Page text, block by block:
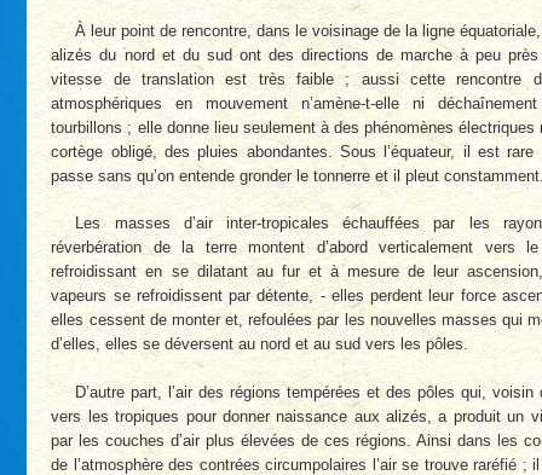
À leur point de rencontre, dans le voisinage de la ligne
alizés du nord et du sud ont des directions de marche à peu
vitesse de translation est très faible ; aussi cette rencontre
atmosphériques en mouvement n’amène-t-elle ni
tourbillons ; elle donne lieu seulement à des phénomènes électriques
cortège obligé, des pluies abondantes. Sous l’équateur, il est rare
passe sans qu’on entende gronder le tonnerre et il pleut
Les masses d’air inter-tropicales échauffées par les
réverbération de la terre montent d’abord verticalement vers
refroidissant en se dilatant au fur et à mesure de leur
vapeurs se refroidissent par détente, - elles perdent leur force
elles cessent de monter et, refoulées par les nouvelles masses qui
d’elles, elles se déversent au nord et au sud vers les pôles.
D’autre part, l’air des régions tempérées et des pôles qui,
vers les tropiques pour donner naissance aux alizés, a produit un
par les couches d’air plus élevées de ces régions. Ainsi dans les
de l’atmosphère des contrées circumpolaires l’air se trouve raréfié ;